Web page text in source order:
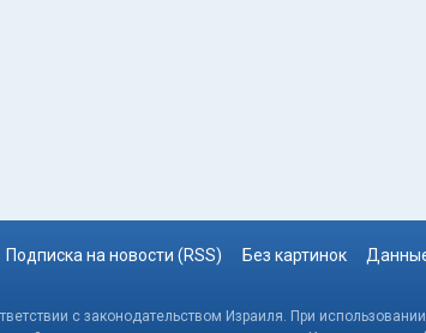
Подписка на новости (RSS) Без картинок
с законодательством Израиля. При